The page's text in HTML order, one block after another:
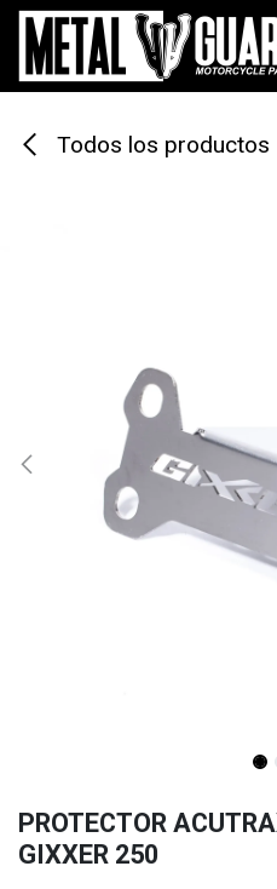
Ir al contenido
Todos los productos
PROTECTOR
GIXXER 250